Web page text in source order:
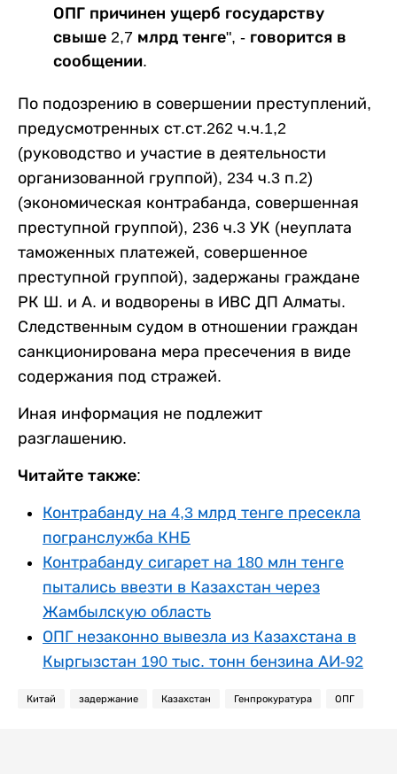
ОПГ причинен ущерб государству
свыше 2,7 млрд тенге", - говорится в
сообщении.
По подозрению в совершении преступлений,
предусмотренных ст.ст.262 ч.ч.1,2
(руководство и участие в деятельности
организованной группой), 234 ч.3 п.2)
(экономическая контрабанда, совершенная
преступной группой), 236 ч.3 УК (неуплата
таможенных платежей, совершенное
преступной группой), задержаны граждане
РК Ш. и А. и водворены в ИВС ДП Алматы.
Следственным судом в отношении граждан
санкционирована мера пресечения в виде
содержания под стражей.
Иная информация не подлежит
разглашению.
Читайте также:
Контрабанду на 4,3 млрд тенге пресекла
погранслужба КНБ
Контрабанду сигарет на 180 млн тенге
пытались ввезти в Казахстан через
Жамбылскую область
ОПГ незаконно вывезла из Казахстана в
Кыргызстан 190 тыс. тонн бензина АИ-92
Китай задержание Казахстан Генпрокуратура ОПГ